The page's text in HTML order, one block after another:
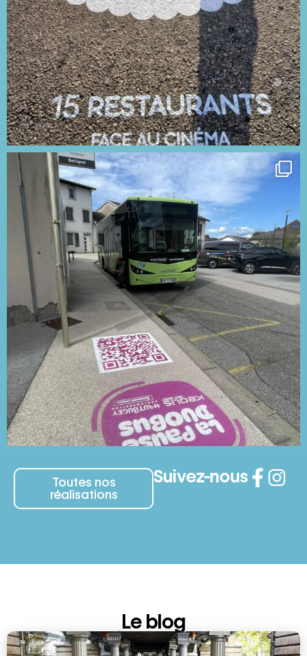
Toutes nos
réalisations
Suivez-nous
Le blog